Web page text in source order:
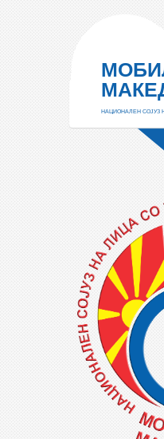
НАЦИОНАЛЕН СОЈУЗ